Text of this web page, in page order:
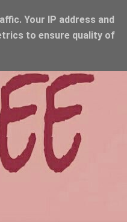
Your IP address and
to ensure quality of